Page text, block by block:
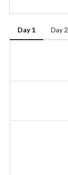
Day 1 Day 2